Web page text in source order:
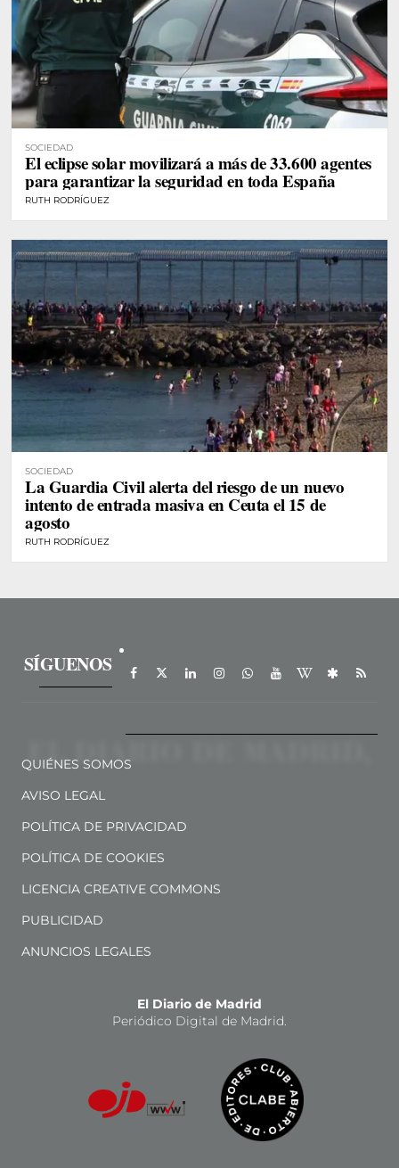
SOCIEDAD
El eclipse solar movilizará a más de 33.600 agentes
para garantizar la seguridad en toda España
RUTH RODRÍGUEZ
SOCIEDAD
La Guardia Civil alerta del riesgo de un nuevo
intento de entrada masiva en Ceuta el 15 de
agosto
RUTH RODRÍGUEZ
SÍGUENOS
QUIÉNES SOMOS
AVISO LEGAL
POLÍTICA DE PRIVACIDAD
POLÍTICA DE COOKIES
LICENCIA CREATIVE COMMONS
PUBLICIDAD
ANUNCIOS LEGALES
El Diario de Madrid
Periódico Digital de Madrid.